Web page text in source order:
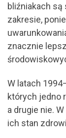
bliźniakach
zakresie,
znacznie
W latach
których jedno
a drugie nie.
ich stan